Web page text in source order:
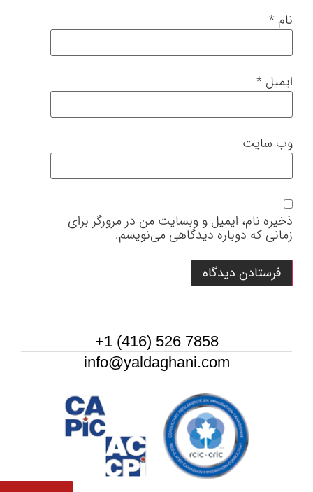
نام*
ایمیل*
وب‌ سایت
ذخیره نام، ایمیل و وبسایت من در مرورگر برای
زمانی که دوباره دیدگاهی می‌نویسم.
7858 526 (416) 1+
info@yaldaghani.com